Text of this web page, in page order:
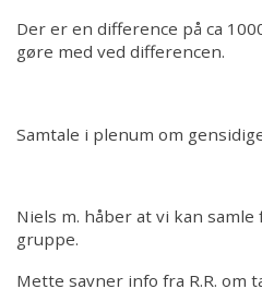
Der er en difference på ca
gøre med ved differencen.
Samtale i plenum om
Niels m. håber at vi kan
gruppe.
Mette savner info fra R.R. om